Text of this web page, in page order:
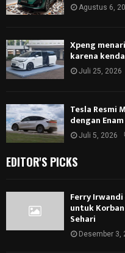
Agustus 6,
Xpeng
karena
Juli 25, 2026
Tesla Resmi
dengan
Juli 5, 2026
EDITOR'S PICKS
Ferry
untuk
Sehari
Desember 3,